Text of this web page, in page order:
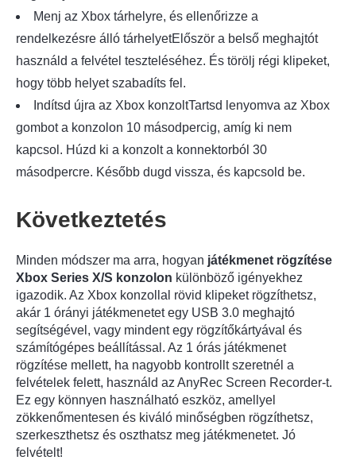
Menj az Xbox tárhelyre, és ellenőrizze a
rendelkezésre álló tárhelyetElőször a belső meghajtót
használd a felvétel teszteléséhez. És törölj régi klipeket,
hogy több helyet szabadíts fel.
Indítsd újra az Xbox konzoltTartsd lenyomva az Xbox
gombot a konzolon 10 másodpercig, amíg ki nem
kapcsol. Húzd ki a konzolt a konnektorból 30
másodpercre. Később dugd vissza, és kapcsold be.
Következtetés
Minden módszer ma arra, hogyan játékmenet rögzítése
Xbox Series X/S konzolon különböző igényekhez
igazodik. Az Xbox konzollal rövid klipeket rögzíthetsz,
akár 1 órányi játékmenetet egy USB 3.0 meghajtó
segítségével, vagy mindent egy rögzítőkártyával és
számítógépes beállítással. Az 1 órás játékmenet
rögzítése mellett, ha nagyobb kontrollt szeretnél a
felvételek felett, használd az AnyRec Screen Recorder-t.
Ez egy könnyen használható eszköz, amellyel
zökkenőmentesen és kiváló minőségben rögzíthetsz,
szerkeszthetsz és oszthatsz meg játékmenetet. Jó
felvételt!